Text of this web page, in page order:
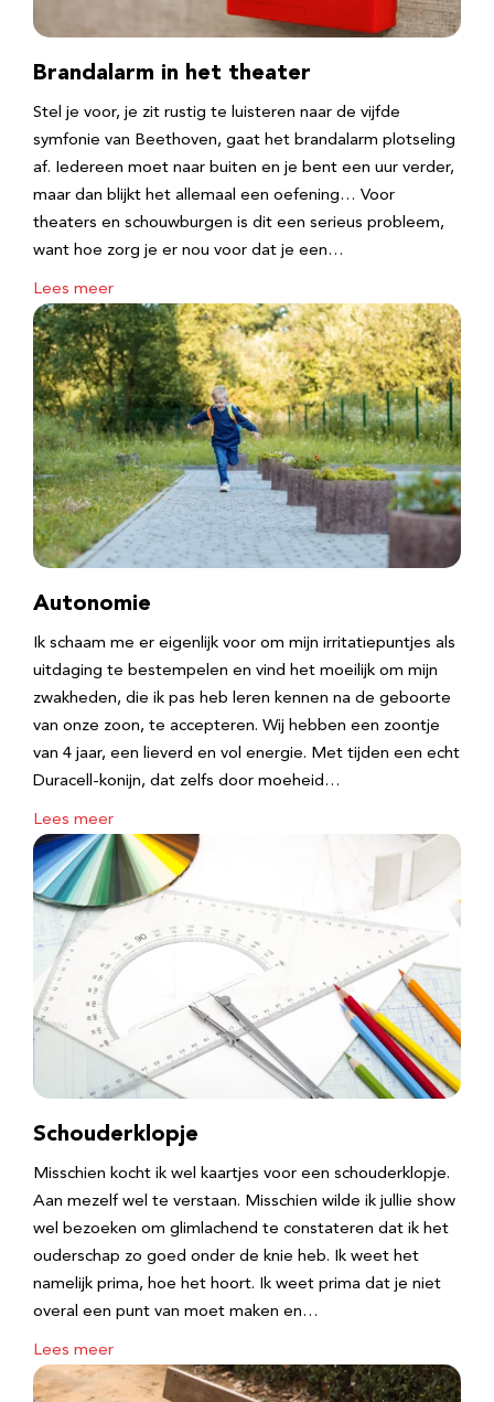
Brandalarm in het theater
Stel je voor, je zit rustig te luisteren naar de vijfde
symfonie van Beethoven, gaat het brandalarm plotseling
af. Iedereen moet naar buiten en je bent een uur verder,
maar dan blijkt het allemaal een oefening… Voor
theaters en schouwburgen is dit een serieus probleem,
want hoe zorg je er nou voor dat je een…
Lees meer
Autonomie
Ik schaam me er eigenlijk voor om mijn irritatiepuntjes als
uitdaging te bestempelen en vind het moeilijk om mijn
zwakheden, die ik pas heb leren kennen na de geboorte
van onze zoon, te accepteren. Wij hebben een zoontje
van 4 jaar, een lieverd en vol energie. Met tijden een echt
Duracell-konijn, dat zelfs door moeheid…
Lees meer
Schouderklopje
Misschien kocht ik wel kaartjes voor een schouderklopje.
Aan mezelf wel te verstaan. Misschien wilde ik jullie show
wel bezoeken om glimlachend te constateren dat ik het
ouderschap zo goed onder de knie heb. Ik weet het
namelijk prima, hoe het hoort. Ik weet prima dat je niet
overal een punt van moet maken en…
Lees meer